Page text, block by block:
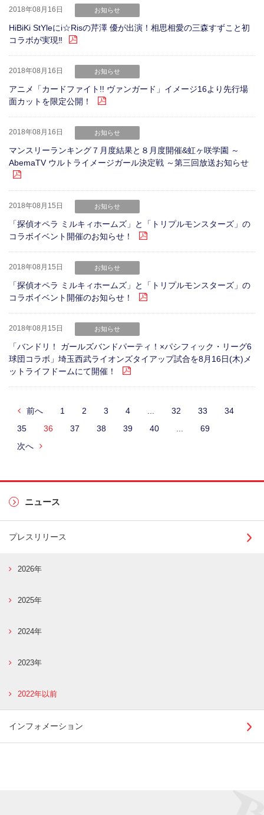
2018年08月16日 お知らせ
HiBiKi StYleにi☆Risの芹澤 優が出演！相思相愛の三森すずこと初
コラボが実現‼
2018年08月16日 お知らせ
アニメ「カードファイト!! ヴァンガード」イメージ16より先行場
面カットを限定公開！
2018年08月16日 お知らせ
マンスリーランキング７月度結果と８月度開催&虹ヶ咲学園 ～
AbemaTV ウルトライメージガール決定戦 ～第三回放送お知らせ
2018年08月15日 お知らせ
「探偵オペラ ミルキィホームズ」と「トリプルモンスターズ」の
コラボイベント開催のお知らせ！
2018年08月15日 お知らせ
「探偵オペラ ミルキィホームズ」と「トリプルモンスターズ」の
コラボイベント開催のお知らせ！
2018年08月15日 お知らせ
「バンドリ！ ガールズバンドパーティ！×パシフィック・リーグ6
球団コラボ」埼玉西武ライオンズタイアップ試合を8月16日(木)メ
ットライフドームにて開催！
前へ 1 2 3 4 32 33
34
35
36 37 38 39 40
69
次へ
ニュース
プレスリリース
2026年
2025年
2024年
2023年
2022年以前
インフォメーション